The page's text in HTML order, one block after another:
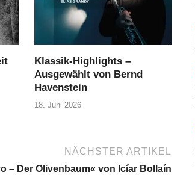
Klassik-Highlights –
Ausgewählt von Bernd
Havenstein
18. Juni 2026
NÄCHSTER ARTIKEL
– Der Olivenbaum« von Icíar Bollaín